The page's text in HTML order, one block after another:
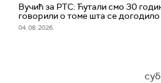
Вучић за РТС: Ћутали смо 30
говорили о томе шта се догодило
04. 08. 2026.